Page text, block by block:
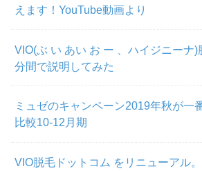
えます！YouTube動画より
VIO(ぶ い あい お ー 、ハイジニーナ)
分間で説明してみた
ミュゼのキャンペーン2019年秋が一
比較10-12月期
VIO脱毛ドットコム をリニューアル